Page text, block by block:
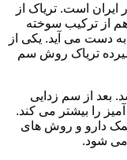
ایران است. تریاک از
از ترکیب سوخته
دست می آید. یکی از
تریاک روش سم
طول می کشد. بعد از سم زدایی
را بیشتر می کند.
دارو و روش های
می شود.